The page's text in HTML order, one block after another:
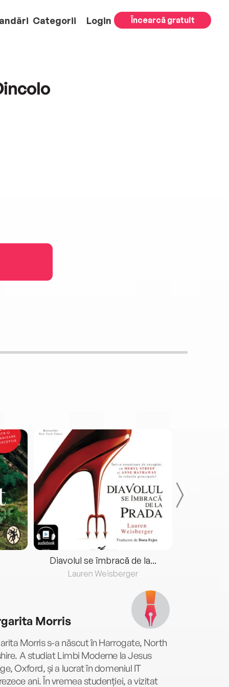
Categorii Login Încearcă gratuit
Diavolul se îmbracă de la...
Lauren Weisberger
Morris
Morris s-a născut în Harrogate, North
A studiat Limbi Moderne la Jesus
Oxford, și a lucrat în domeniul IT
ani. În vremea studenției, a vizitat